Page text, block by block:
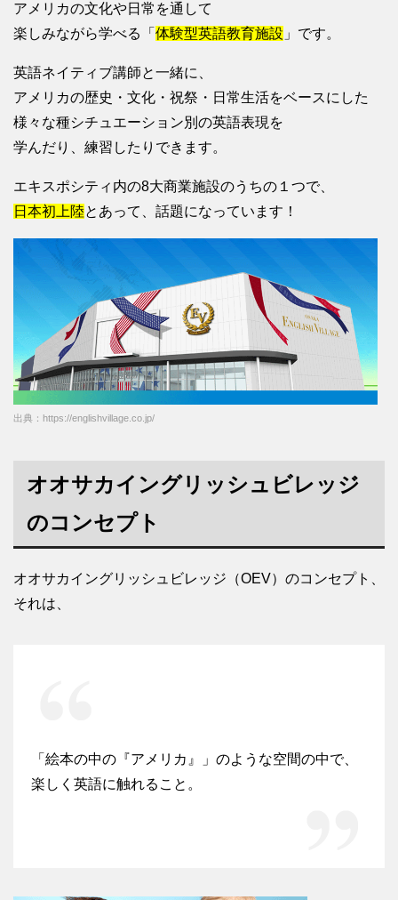
アメリカの文化や日常を通して
楽しみながら学べる「 体験型英語教育施設 」です。
英語ネイティブ講師と一緒に、
アメリカの歴史・文化・祝祭・日常生活をベースにした
様々な種シチュエーション別の英語表現を
学んだり、練習したりできます。
エキスポシティ内の8大商業施設のうちの１つで、
日本初上陸とあって、話題になっています！
出典：https://englishvillage.co.jp/
オオサカイングリッシュビレッジ
のコンセプト
オオサカイングリッシュビレッジ（OEV）のコンセプト、
それは、
「絵本の中の『アメリカ』」のような空間の中で、
楽しく英語に触れること。